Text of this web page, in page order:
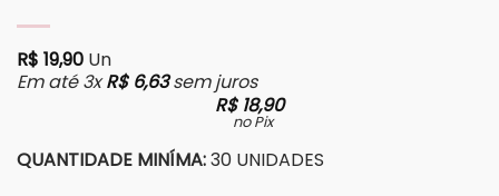
R$ 19,90 Un
Em até 3xR$6,63sem juros
R$18,90
no Pix
QUANTIDADE MINÍMA:30 UNIDADES